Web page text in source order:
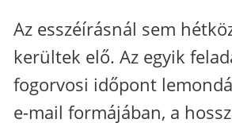
Az esszéírásnál sem
kerültek elő. Az egyik
fogorvosi időpont
e-mail formájában, a